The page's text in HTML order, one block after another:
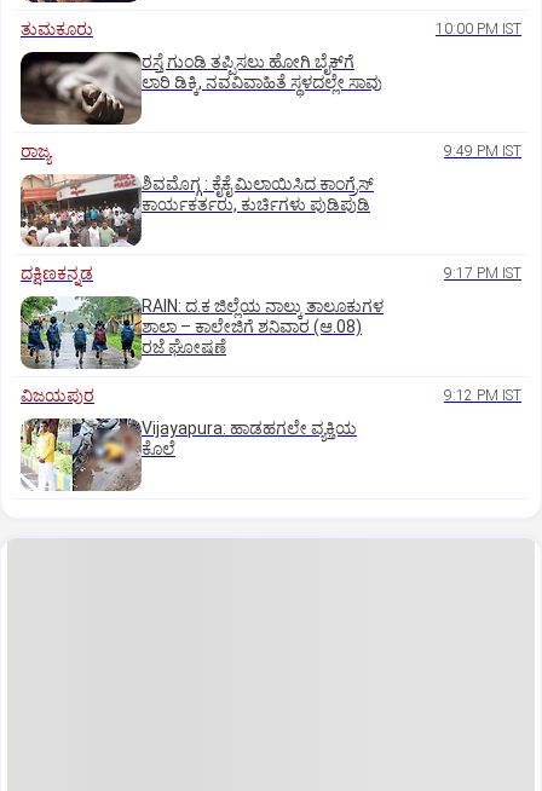
ತುಮಕೂರು 10:00 PM IST
ರಸ್ತೆ ಗುಂಡಿ ತಪ್ಪಿಸಲು ಹೋಗಿ ಬೈಕ್‌ಗೆ
ಲಾರಿ ಡಿಕ್ಕಿ, ನವವಿವಾಹಿತೆ ಸ್ಥಳದಲ್ಲೇ ಸಾವು
ರಾಜ್ಯ 9:49 PM IST
ಶಿವಮೊಗ್ಗ : ಕೈಕೈ ಮಿಲಾಯಿಸಿದ ಕಾಂಗ್ರೆಸ್
ಕಾರ್ಯಕರ್ತರು, ಕುರ್ಚಿಗಳು ಪುಡಿಪುಡಿ
ದಕ್ಷಿಣಕನ್ನಡ 9:17 PM IST
RAIN: ದ.ಕ ಜಿಲ್ಲೆಯ ನಾಲ್ಕು ತಾಲೂಕುಗಳ
ಶಾಲಾ – ಕಾಲೇಜಿಗೆ ಶನಿವಾರ (ಆ.08)
ರಜೆ ಘೋಷಣೆ
ವಿಜಯಪುರ 9:12 PM IST
Vijayapura: ಹಾಡಹಗಲೇ ವ್ಯಕ್ತಿಯ
ಕೊಲೆ